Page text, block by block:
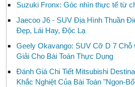
Suzuki Fronx: Góc nhìn thực tế từ
Jaecoo J6 - SUV Địa Hình Thuần
Đẹp, Lái Hay, Độc Lạ
Geely Okavango: SUV Cỡ D 7 Chỗ
Giải Cho Bài Toán Thực Dụng
Đánh Giá Chi Tiết Mitsubishi
Khắc Nghiệt Của Bài Toán "Ngon-